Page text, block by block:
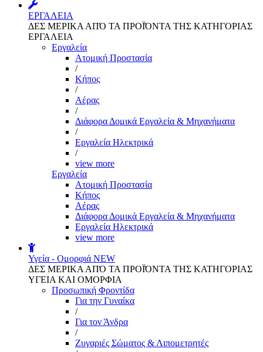
ΕΡΓΑΛΕΙΑ
ΔΕΣ ΜΕΡΙΚΑ ΑΠΌ ΤΑ ΠΡΟΪΌΝΤΑ ΤΗΣ ΚΑΤΗΓΟΡΙΑΣ
ΕΡΓΑΛΕΙΑ
Εργαλεία
Aτομική Προστασία
/
Kήπος
/
Αέρας
/
Διάφορα Δομικά Εργαλεία & Μηχανήματα
/
Εργαλεία Ηλεκτρικά
/
view more
Εργαλεία
Aτομική Προστασία
Kήπος
Αέρας
Διάφορα Δομικά Εργαλεία & Μηχανήματα
Εργαλεία Ηλεκτρικά
view more
Υγεία - Ομορφιά NEW
ΔΕΣ ΜΕΡΙΚΑ ΑΠΌ ΤΑ ΠΡΟΪΌΝΤΑ ΤΗΣ ΚΑΤΗΓΟΡΙΑΣ
ΥΓΕΙΑ ΚΑΙ ΟΜΟΡΦΙΑ
Προσωπική Φροντίδα
Για την Γυναίκα
/
Για τον Άνδρα
/
Ζυγαριές Σώματος & Λιπομετρητές